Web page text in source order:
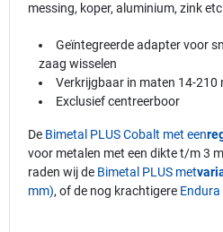
messing, koper, aluminium, zink
Geïntegreerde adapter voor
zaag wisselen
Verkrijgbaar in maten 14-210
Exclusief centreerboor
De Bimetal PLUS Cobalt met een
voor metalen met een dikte t/m 3
raden wij de Bimetal PLUS met
mm), of de nog krachtigere